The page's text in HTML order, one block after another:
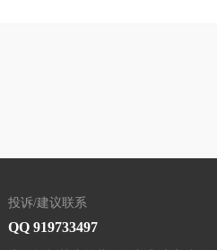
投诉/建议联系
QQ 919733497